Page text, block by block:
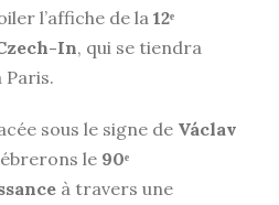
l’affiche de la 12ᵉ
In, qui se tiendra
Paris.
sous le signe de Václav
le 90ᵉ
à travers une